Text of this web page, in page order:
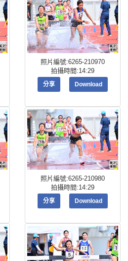
照片編號:6265-210970
拍攝時間:14:29
分享 Download
照片編號:6265-210980
拍攝時間:14:29
分享 Download